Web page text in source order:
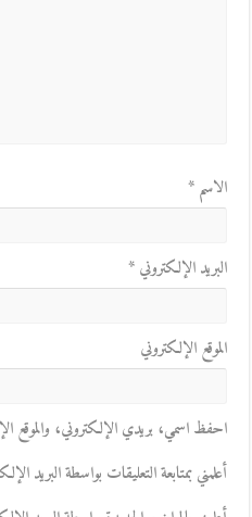
الاسم*
البريد الإلكتروني*
الموقع الإلكتروني
احفظ اسمي، بريدي الإلكتروني، والموقع
أعلمني بمتابعة التعليقات بواسطة البريد